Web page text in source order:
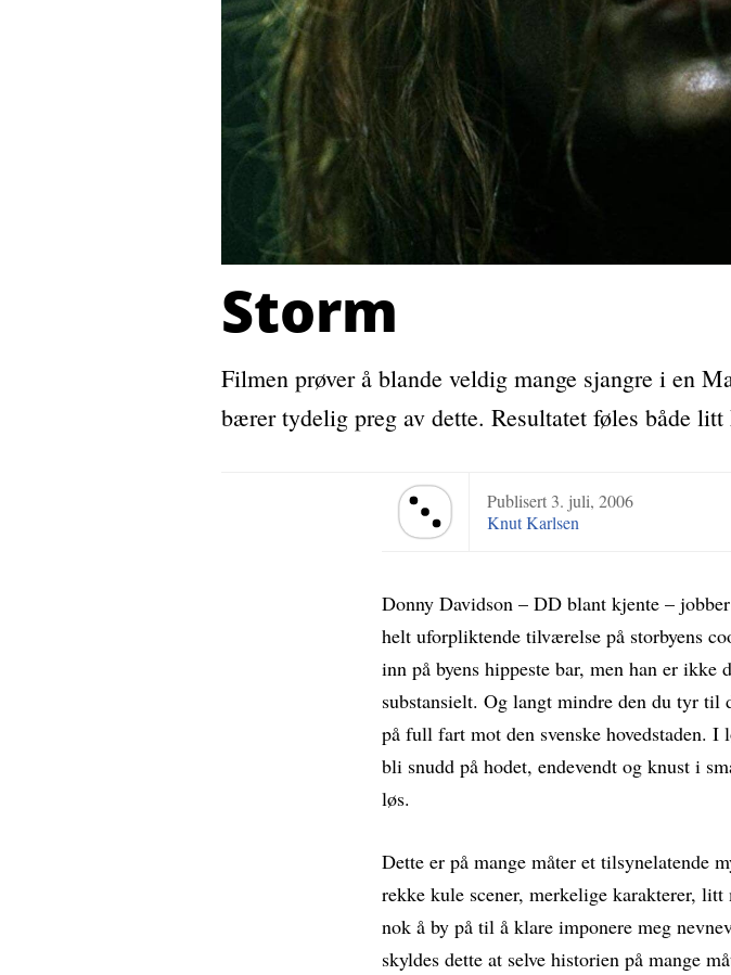
Storm
Filmen prøver å blande veldig mange sjangre i en
bærer tydelig preg av dette. Resultatet føles både
Terningkast 3Publisert 3. juli, 2006
Knut Karlsen
Donny Davidson – DD blant kjente –
helt uforpliktende tilværelse på storbyens
inn på byens hippeste bar, men han er
substansielt. Og langt mindre den du tyr til
på full fart mot den svenske hovedstaden.
bli snudd på hodet, endevendt og knust i
løs.
Dette er på mange måter et tilsynelatende
rekke kule scener, merkelige karakterer,
nok å by på til å klare imponere meg
skyldes dette at selve historien på mange